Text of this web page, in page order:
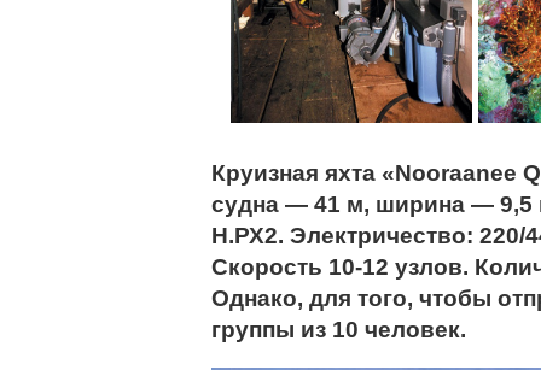
Круизная яхта «Nooraanee
судна — 41 м, ширина — 9,5
Н.РХ2. Электричество: 220/
Скорость 10-12 узлов.
Однако, для того, чтобы
группы из 10 человек.